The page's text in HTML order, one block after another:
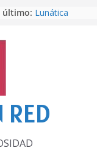
último: Lunática
RED